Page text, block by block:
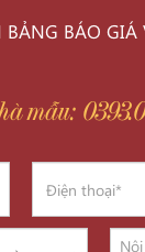
BÁO GIÁ
mẫu: